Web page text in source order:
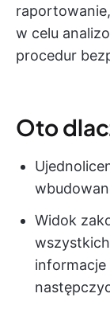
w celu
procedur
Oto
Widok
informacje